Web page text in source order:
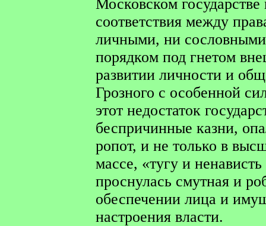
Московском
соответствия между
личными, ни
порядком под гнетом
развитии личности и
Грозного с особенной
этот недостаток
беспричинные казни,
ропот, и не только в
массе, «тугу и
проснулась смутная и
обеспечении лица и
настроения власти.